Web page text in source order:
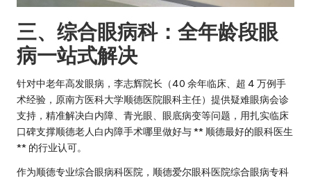
三、综合眼病科：全年龄段眼
病一站式解决
针对中老年高发眼病，李志辉院长（40 余年临床、超 4 万例手
术经验，原南方医科大学顺德医院眼科主任）提供疑难眼病会诊
支持，精准解决白内障、青光眼、眼底病变等问题，用扎实临床
口碑支撑顺德老人白内障手术哪里做好与 ** 顺德最好的眼科医生
** 的行业认可。
作为顺德专业综合眼病科医院，顺德爱尔眼科医院综合眼病专科